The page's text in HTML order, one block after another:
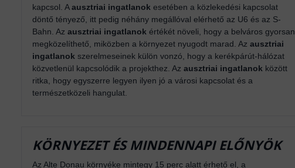
kapcsol. Aausztriai ingatlanok esetében a közlekedési kapcsolat
döntő tényező, itt pedig néhány megállóval elérhető az U6 és az S-
Bahn. Az ausztriai ingatlanok értékét növeli, hogy a belváros gyorsan
megközelíthető, miközben a környezet nyugodt marad. Az ausztriai
ingatlanok szerelmeseinek külön vonzó, hogy a kerékpárút-hálózat
közvetlenül kapcsolódik a projekthez. Az ausztriai ingatlanok között
ritka, hogy egyszerre legyen ilyen jó a városi kapcsolat és a
természetközeli hangulat.
KÖRNYEZET ÉS MINDENNAPI ELŐNYÖK
Az Alte Donau környéke mintegy 15 perc alatt érhető el, a